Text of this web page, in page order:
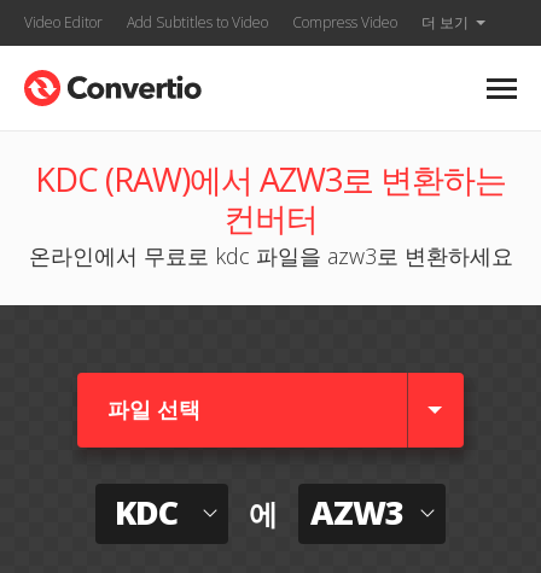
Video Editor Add Subtitles to Video Compress Video 더 보기
KDC (RAW)에서 AZW3로 변환하는
컨버터
온라인에서 무료로 kdc 파일을 azw3로 변환하세요
파일 선택
KDC 에 AZW3